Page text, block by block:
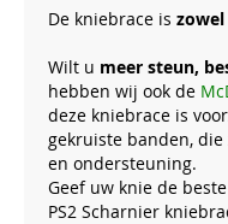
De kniebrace is
Wilt u meer steun,
hebben wij ook de
deze kniebrace is
gekruiste banden,
en ondersteuning.
Geef uw knie de
PS2 Scharnier